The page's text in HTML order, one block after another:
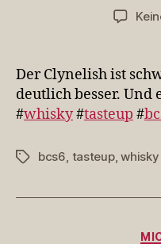
Der Clynelish ist
deutlich besser.
#whisky#tasteup #
Schlagwörter
bcs6 tasteup,whisky